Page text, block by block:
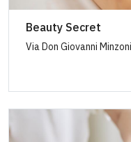
Beauty Secret
Via Don Giovanni